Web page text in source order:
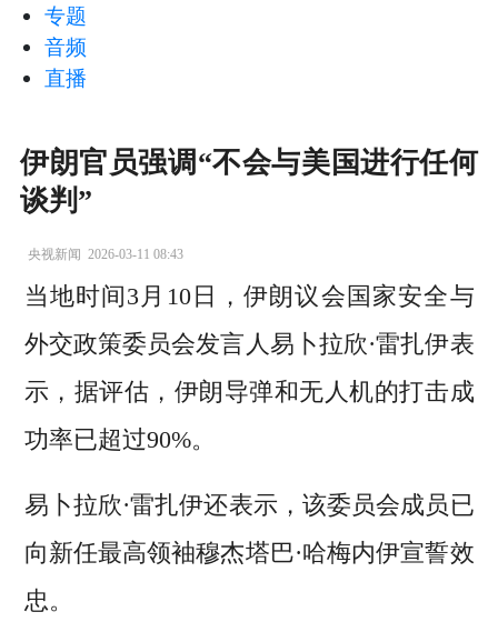
专题
音频
直播
伊朗官员强调“不会与美国进行任何
谈判”
央视新闻 2026-03-11 08:43
当地时间3月10日，伊朗议会国家安全与
外交政策委员会发言人易卜拉欣·雷扎伊表
示，据评估，伊朗导弹和无人机的打击成
功率已超过90%。
易卜拉欣·雷扎伊还表示，该委员会成员已
向新任最高领袖穆杰塔巴·哈梅内伊宣誓效
忠。